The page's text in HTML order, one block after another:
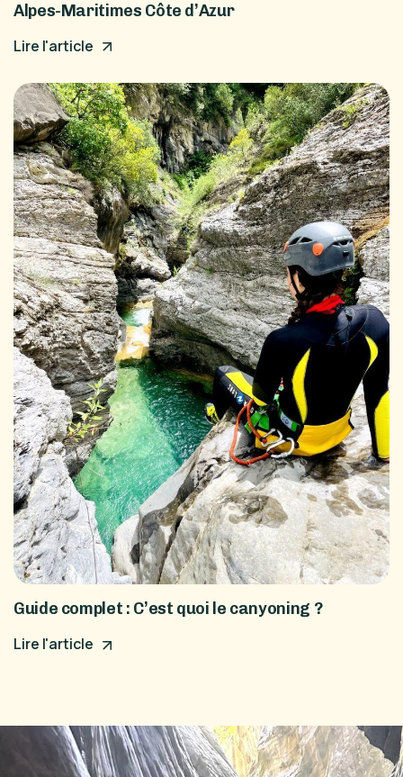
Alpes-Maritimes Côte d’Azur
Lire l'article
Guide complet : C’est quoi le canyoning ?
Lire l'article